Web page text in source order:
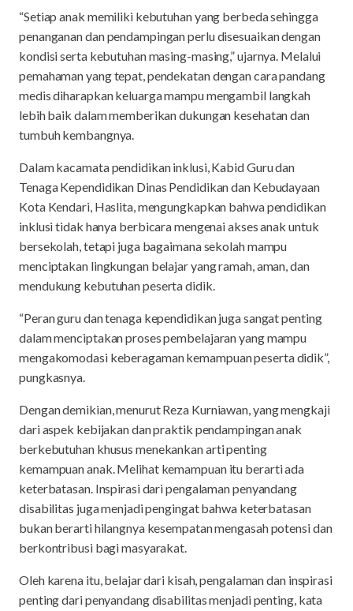
“Setiap anak memiliki kebutuhan yang berbeda sehingga
penanganan dan pendampingan perlu disesuaikan dengan
kondisi serta kebutuhan masing-masing,” ujarnya. Melalui
pemahaman yang tepat, pendekatan dengan cara pandang
medis diharapkan keluarga mampu mengambil langkah
lebih baik dalam memberikan dukungan kesehatan dan
tumbuh kembangnya.
Dalam kacamata pendidikan inklusi, Kabid Guru dan
Tenaga Kependidikan Dinas Pendidikan dan Kebudayaan
Kota Kendari, Haslita, mengungkapkan bahwa pendidikan
inklusi tidak hanya berbicara mengenai akses anak untuk
bersekolah, tetapi juga bagaimana sekolah mampu
menciptakan lingkungan belajar yang ramah, aman, dan
mendukung kebutuhan peserta didik.
“Peran guru dan tenaga kependidikan juga sangat penting
dalam menciptakan proses pembelajaran yang mampu
mengakomodasi keberagaman kemampuan peserta didik”,
pungkasnya.
Dengan demikian, menurut Reza Kurniawan, yang mengkaji
dari aspek kebijakan dan praktik pendampingan anak
berkebutuhan khusus menekankan arti penting
kemampuan anak. Melihat kemampuan itu berarti ada
keterbatasan. Inspirasi dari pengalaman penyandang
disabilitas juga menjadi pengingat bahwa keterbatasan
bukan berarti hilangnya kesempatan mengasah potensi dan
berkontribusi bagi masyarakat.
Oleh karena itu, belajar dari kisah, pengalaman dan inspirasi
penting dari penyandang disabilitas menjadi penting, kata